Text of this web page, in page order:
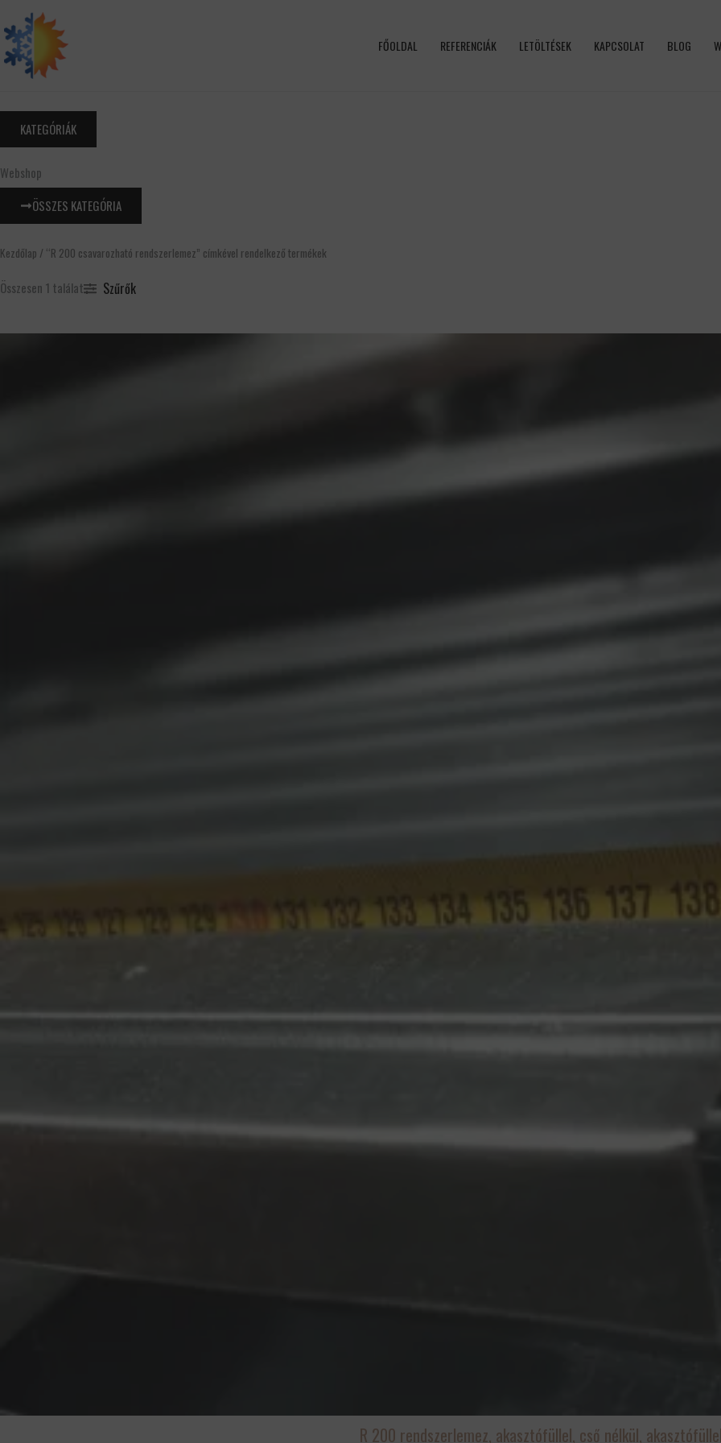
to
content
FŐOLDAL REFERENCIÁK LETÖLTÉSEK KAPCSOLAT BLOG
KATEGÓRIÁK
Webshop
ÖSSZES KATEGÓRIA
Kezdőlap / “R 200 csavarozható rendszerlemez” címkével rendelkező termékek
Összesen 1 találat Szűrők
R 200 rendszerlemez, akasztófüllel, cső nélkül,